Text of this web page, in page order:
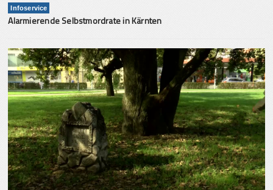
Infoservice
Alarmierende Selbstmordrate in Kärnten